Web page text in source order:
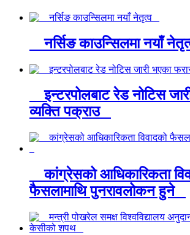
नर्सिङ काउन्सिलमा नयाँ
इन्टरपोलबाट रेड नोटिस
व्यक्ति पक्राउ
कांग्रेसको आधिकारिकता
फैसलामाथि पुनरावलोकन हुने